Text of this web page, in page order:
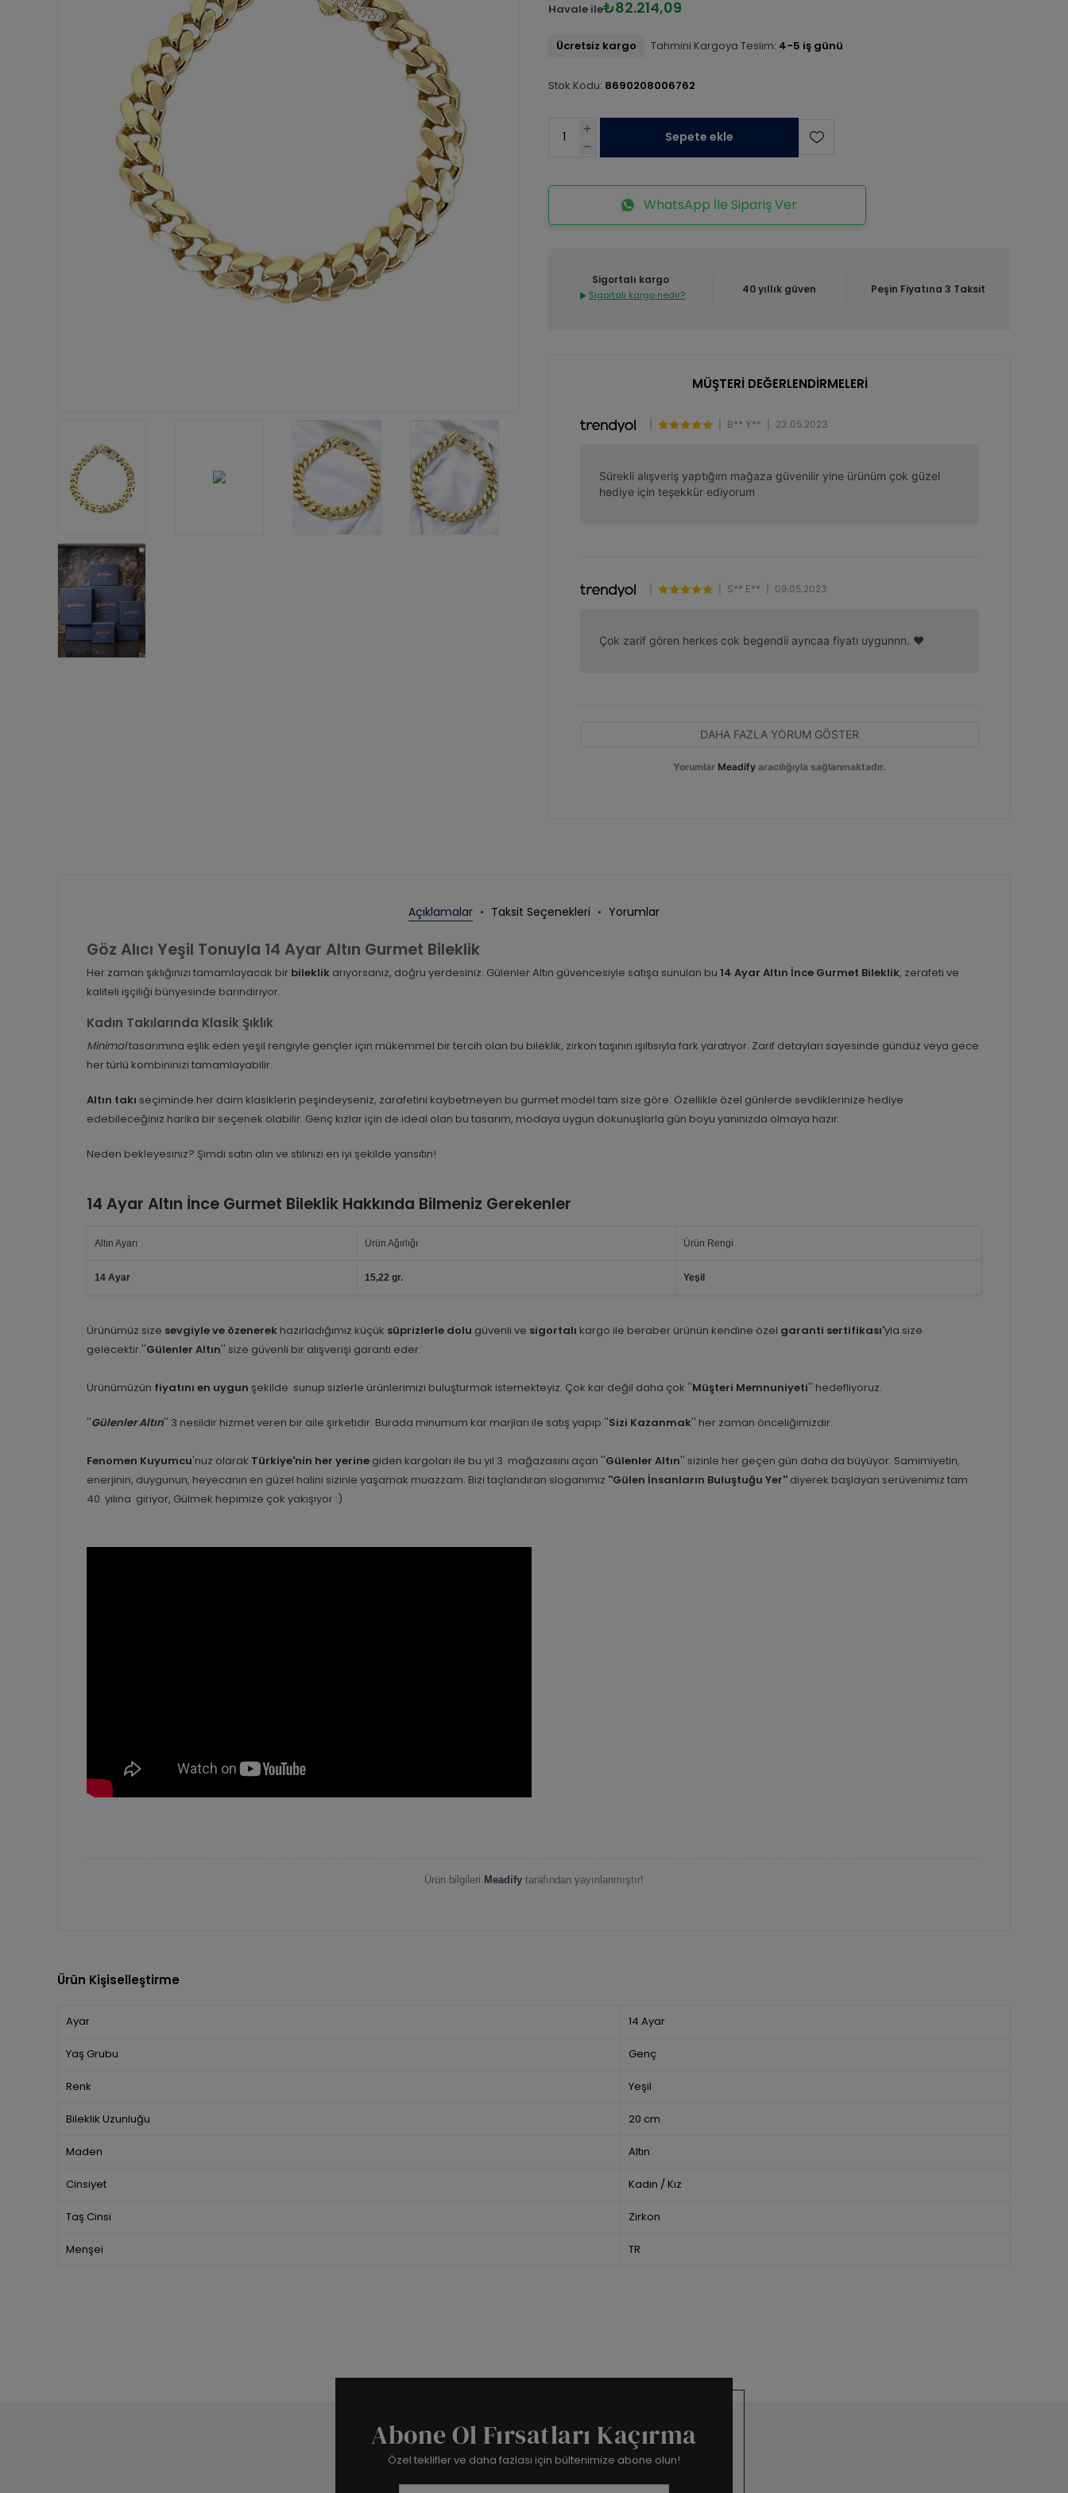
Havale ile₺82.214,09
Ücretsiz kargo Tahmini Kargoya Teslim: 4-5 iş günü
Stok Kodu: 8690208006762
Sepete ekle
WhatsApp İle Sipariş Ver
Sigortalı kargo
Sigortalı kargo nedir? 40 yıllık güven Peşin Fiyatına 3 Taksit
MÜŞTERİ DEĞERLENDİRMELERİ
B** Y** 23.05.2023
Sürekli alışveriş yaptığım mağaza güvenilir yine ürünüm çok güzel
hediye için teşekkür ediyorum
S** E** 09.05.2023
Çok zarif gören herkes cok begendii ayrıcaa fiyatı uygunnn. ❤️
DAHA FAZLA YORUM GÖSTER
Yorumlar Meadify aracılığıyla sağlanmaktadır.
Açıklamalar Taksit Seçenekleri Yorumlar
Göz Alıcı Yeşil Tonuyla 14 Ayar Altın Gurmet Bileklik
Her zaman şıklığınızı tamamlayacak bir bileklik arıyorsanız, doğru yerdesiniz. Gülenler Altın güvencesiyle satışa sunulan bu 14 Ayar Altın İnce Gurmet Bileklik, zerafeti ve
kaliteli işçiliği bünyesinde barındırıyor.
Kadın Takılarında Klasik Şıklık
Minimaltasarımına eşlik eden yeşil rengiyle gençler için mükemmel bir tercih olan bu bileklik, zirkon taşının ışıltısıyla fark yaratıyor. Zarif detayları sayesinde gündüz veya gece
her türlü kombininizi tamamlayabilir.
Altın takı seçiminde her daim klasiklerin peşindeyseniz, zarafetini kaybetmeyen bu gurmet model tam size göre. Özellikle özel günlerde sevdiklerinize hediye
edebileceğiniz harika bir seçenek olabilir. Genç kızlar için de ideal olan bu tasarım, modaya uygun dokunuşlarla gün boyu yanınızda olmaya hazır.
Neden bekleyesiniz? Şimdi satın alın ve stilinizi en iyi şekilde yansıtın!
14 Ayar Altın İnce Gurmet Bileklik Hakkında Bilmeniz Gerekenler
Altın Ayarı Ürün Ağırlığı Ürün Rengi
14 Ayar 15,22 gr. Yeşil
Ürünümüz size sevgiyle ve özenerek hazırladığımız küçük süprizlerle dolu güvenli ve sigortalı kargo ile beraber ürünün kendine özel garanti sertifikası'yla size
gelecektir.''Gülenler Altın'' size güvenli bir alışverişi garanti eder.
Ürünümüzün fiyatını en uygun şekilde sunup sizlerle ürünlerimizi buluşturmak istemekteyiz. Çok kar değil daha çok ''Müşteri Memnuniyeti'' hedefliyoruz.
''Gülenler Altın'' 3 nesildir hizmet veren bir aile şirketidir. Burada minumum kar marjları ile satış yapıp ''Sizi Kazanmak'' her zaman önceliğimizdir.
Fenomen Kuyumcu'nuz olarak Türkiye'nin her yerine giden kargoları ile bu yıl 3. mağazasını açan ''Gülenler Altın'' sizinle her geçen gün daha da büyüyor. Samimiyetin,
enerjinin, duygunun, heyecanın en güzel halini sizinle yaşamak muazzam. Bizi taçlandıran sloganımız ''Gülen İnsanların Buluştuğu Yer'' diyerek başlayan serüvenimiz tam
40. yılına giriyor, Gülmek hepimize çok yakışıyor :)
Ürün bilgileri Meadify tarafından yayınlanmıştır!
Ürün Kişiselleştirme
Ayar 14 Ayar
Yaş Grubu Genç
Renk Yeşil
Bileklik Uzunluğu 20 cm
Maden Altın
Cinsiyet Kadın / Kız
Taş Cinsi Zirkon
Menşei TR
Abone Ol Fırsatları Kaçırma
Özel teklifler ve daha fazlası için bültenimize abone olun!